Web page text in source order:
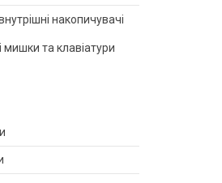
накопичувачі
мишки та клавіатури